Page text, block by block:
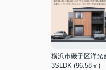
3SLDK (96.58㎡)